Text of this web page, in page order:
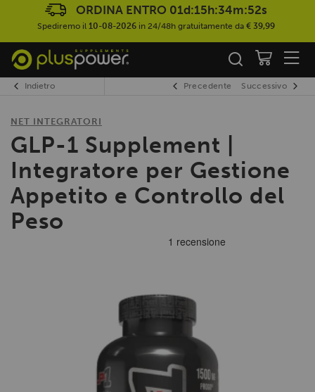
ORDINA ENTRO 01d:15h:34m:51s
Spediremo il 10-08-2026in 24/48h gratuitamente da € 39,99
Indietro Precedente Successivo
NET INTEGRATORI
GLP-1 Supplement |
Integratore per Gestione
Appetito e Controllo del
Peso